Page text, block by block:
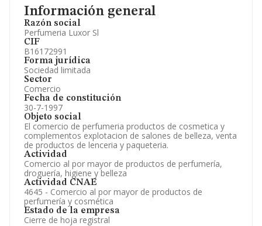
Información general
Razón social
Perfumeria Luxor Sl
CIF
B16172991
Forma jurídica
Sociedad limitada
Sector
Comercio
Fecha de constitución
30-7-1997
Objeto social
El comercio de perfumeria productos de cosmetica y
complementos explotacion de salones de belleza, venta
de productos de lenceria y paqueteria.
Actividad
Comercio al por mayor de productos de perfumería,
droguería, higiene y belleza
Actividad CNAE
4645 - Comercio al por mayor de productos de
perfumería y cosmética
Estado de la empresa
Cierre de hoja registral
Información oficial y registral complementaria.